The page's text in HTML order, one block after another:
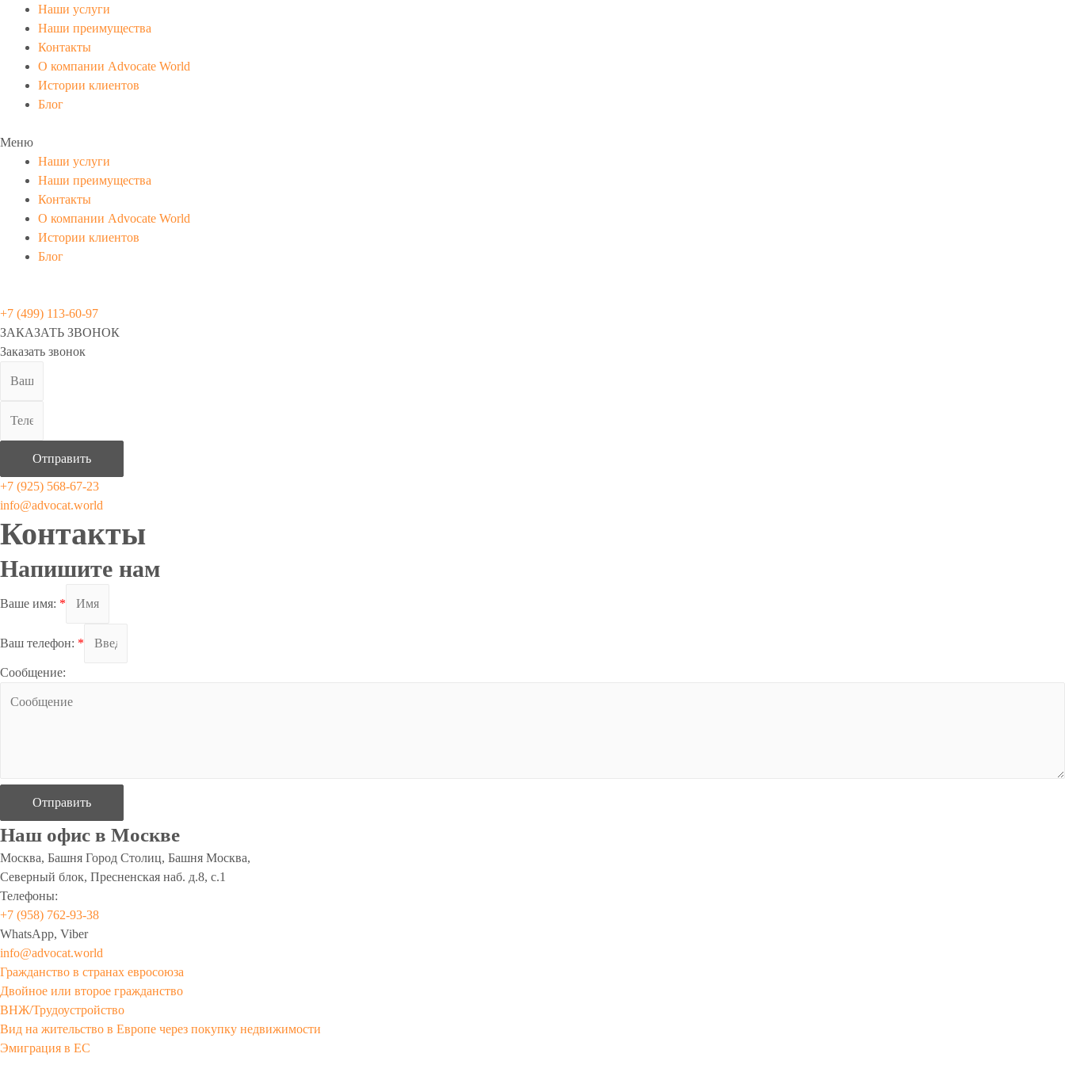
Наши услуги
Наши преимущества
Контакты
О компании Advocate World
Истории клиентов
Блог
Меню
Наши услуги
Наши преимущества
Контакты
О компании Advocate World
Истории клиентов
Блог
+7 (499) 113-60-97
ЗАКАЗАТЬ ЗВОНОК
Заказать звонок
Отправить
+7 (925) 568-67-23
info@advocat.world
Контакты
Напишите нам
Ваше имя: *
Ваш телефон: *
Сообщение:
Отправить
Наш офис в Москве
Москва, Башня Город Столиц, Башня Москва,
Северный блок, Пресненская наб. д.8, с.1
Телефоны:
+7 (958) 762-93-38
WhatsApp, Viber
info@advocat.world
Гражданство в странах евросоюза
Двойное или второе гражданство
ВНЖ/Трудоустройство
Вид на жительство в Европе через покупку недвижимости
Эмиграция в ЕС